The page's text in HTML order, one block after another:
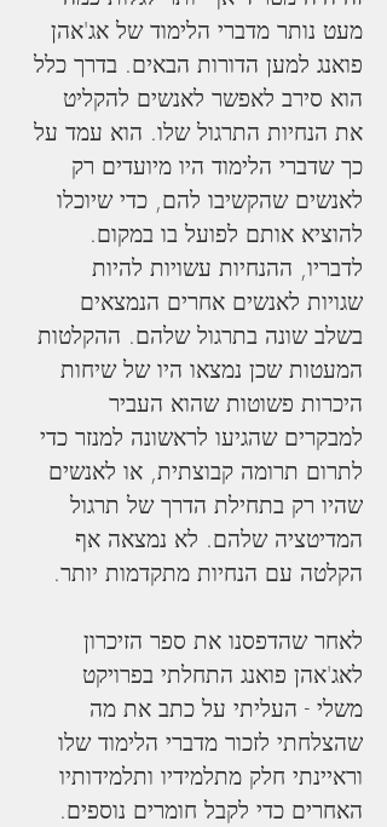
מעט נותר מדברי הלימוד של אג'אהן
פואנג למען הדורות הבאים. בדרך כלל
הוא סירב לאפשר לאנשים להקליט
את הנחיות התרגול שלו. הוא עמד על
כך שדברי הלימוד היו מיועדים רק
לאנשים שהקשיבו להם, כדי שיוכלו
להוציא אותם לפועל בו במקום.
לדבריו, ההנחיות עשויות להיות
שגויות לאנשים אחרים הנמצאים
בשלב שונה בתרגול שלהם. ההקלטות
המעטות שכן נמצאו היו של שיחות
היכרות פשוטות שהוא העביר
למבקרים שהגיעו לראשונה למנזר כדי
לתרום תרומה קבוצתית, או לאנשים
שהיו רק בתחילת הדרך של תרגול
המדיטציה שלהם. לא נמצאה אף
הקלטה עם הנחיות מתקדמות יותר.
לאחר שהדפסנו את ספר הזיכרון
לאג'אהן פואנג התחלתי בפרויקט
משלי - העליתי על כתב את מה
שהצלחתי לזכור מדברי הלימוד שלו
וראיינתי חלק מתלמידיו ותלמידותיו
האחרים כדי לקבל חומרים נוספים.